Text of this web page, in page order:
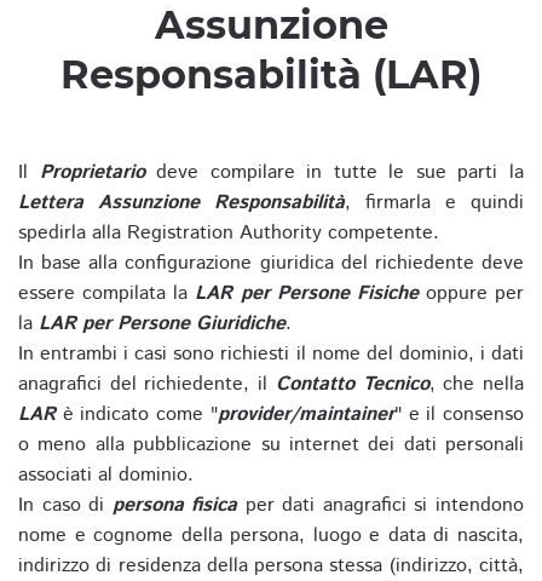
Assunzione
Responsabilità (LAR)
Il Proprietariodeve compilare in tutte le sue parti la
Lettera Assunzione Responsabilità, firmarla e quindi
spedirla alla Registration Authority competente.
In base alla configurazione giuridica del richiedente deve
essere compilata la LAR per Persone Fisicheoppure per
la LAR per Persone Giuridiche.
In entrambi i casi sono richiesti il nome del dominio, i dati
anagrafici del richiedente, il Contatto Tecnico, che nella
LARè indicato come "provider/maintainer" e il consenso
o meno alla pubblicazione su internet dei dati personali
associati al dominio.
In caso di persona fisicaper dati anagrafici si intendono
nome e cognome della persona, luogo e data di nascita,
indirizzo di residenza della persona stessa (indirizzo, città,